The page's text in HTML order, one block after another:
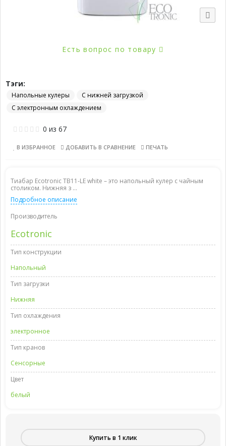
Есть вопрос по товару
Тэги:
Напольные кулеры
С нижней загрузкой
С электронным охлаждением
0 из 67
В ИЗБРАННОЕ ДОБАВИТЬ В СРАВНЕНИЕ ПЕЧАТЬ
Тиабар Ecotronic TB11-LE white – это напольный кулер с чайным
столиком. Нижняя з ...
Подробное описание
Производитель
Ecotronic
Тип конструкции
Напольный
Тип загрузки
Нижняя
Тип охлаждения
электронное
Тип кранов
Сенсорные
Цвет
белый
Купить в 1 клик